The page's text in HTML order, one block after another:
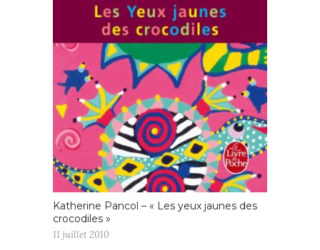
Katherine Pancol – « Les yeux jaunes des
crocodiles »
11 juillet 2010